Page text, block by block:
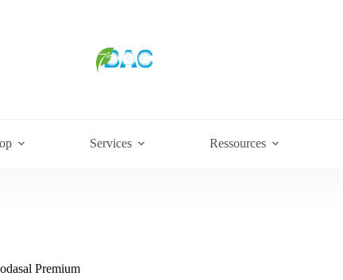
Services Ressources
Premium